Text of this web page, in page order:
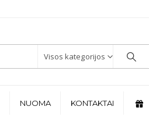
Visos kategorijos
NUOMA KONTAKTAI